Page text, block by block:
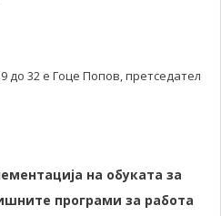
до 32 е Гоце Попов, претседател
на обуката за
програми за работа